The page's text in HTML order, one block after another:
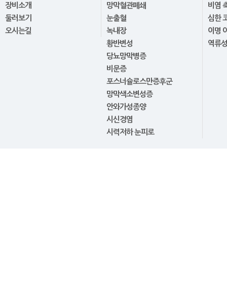
장비소개
둘러보기
오시는길
망막혈관폐쇄
눈출혈
녹내장
황반변성
당뇨망막병증
비문증
포스너슐로스만증후군
망막색소변성증
안와가성종양
시신경염
시력저하 눈피로
비염
심한
이명
역류